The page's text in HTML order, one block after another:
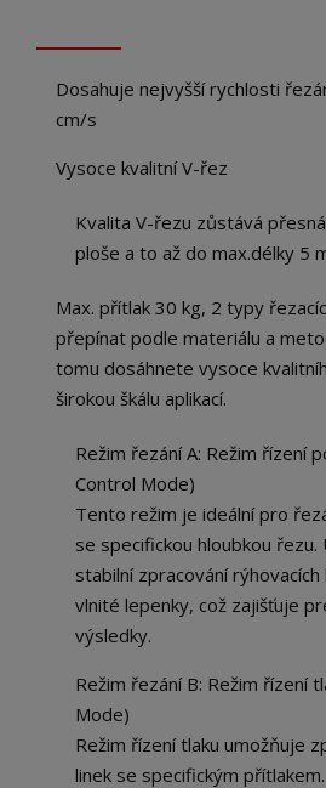
Dosahuje nejvyšší rychlosti
cm/s
Vysoce kvalitní V-řez
Kvalita V-řezu zůstává
ploše a to až do max.délky 5
Max. přítlak 30 kg, 2 typy
přepínat podle materiálu a
tomu dosáhnete vysoce
širokou škálu aplikací.
Režim řezání A: Režim řízení
Control Mode)
Tento režim je ideální pro
se specifickou hloubkou řezu.
stabilní zpracování
vlnité lepenky, což zajišťuje
výsledky.
Režim řezání B: Režim řízení
Mode)
Režim řízení tlaku umožňuje
linek se specifickým